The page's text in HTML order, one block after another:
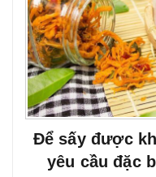
Để sấy được
yêu cầu đặc